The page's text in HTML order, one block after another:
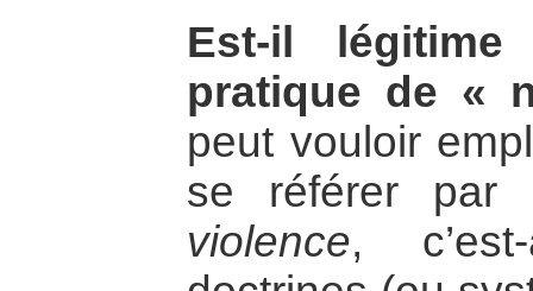
Est-il
pratique de «
peut vouloir
se référer
violence,